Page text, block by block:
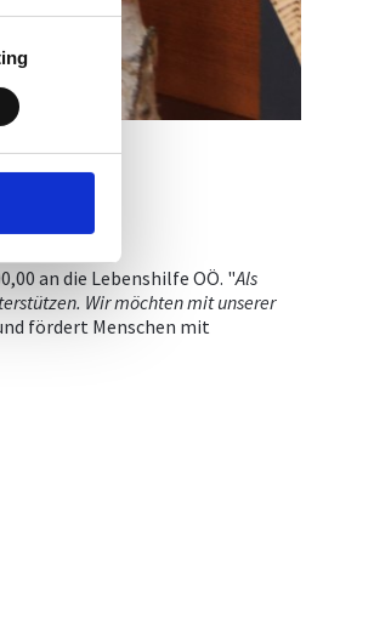
Diversität.
an die Lebenshilfe OÖ. "Als
Wir möchten mit unserer
fördert Menschen mit